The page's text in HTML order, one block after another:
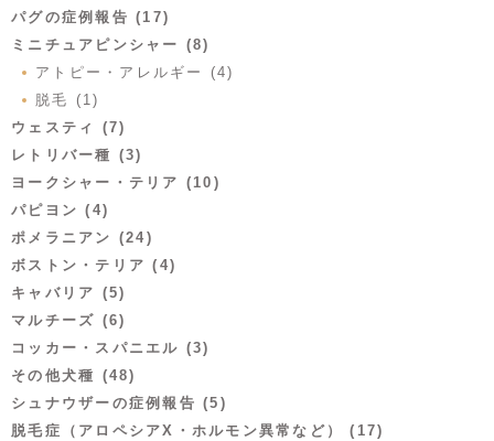
パグの症例報告 (17)
ミニチュアピンシャー (8)
アトピー・アレルギー (4)
脱毛 (1)
ウェスティ (7)
レトリバー種 (3)
ヨークシャー・テリア (10)
パピヨン (4)
ポメラニアン (24)
ボストン・テリア (4)
キャバリア (5)
マルチーズ (6)
コッカー・スパニエル (3)
その他犬種 (48)
シュナウザーの症例報告 (5)
脱毛症（アロペシアX・ホルモン異常など） (17)